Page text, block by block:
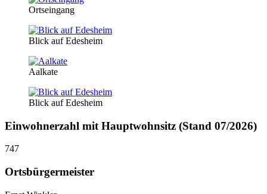
Ortseingang
Blick auf Edesheim
Aalkate
Blick auf Edesheim
Einwohnerzahl mit Hauptwohnsitz (Stand 07/2026)
747
Ortsbürgermeister